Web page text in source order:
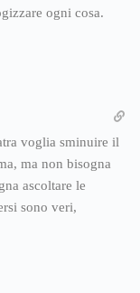
ogni cosa.
voglia sminuire il
ma non bisogna
ascoltare le
sono veri,